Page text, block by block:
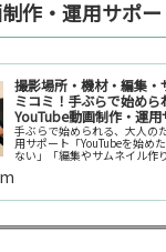
作・運用サポー
撮影場所・機材・編集
ミコミ！手ぶらで始め
YouTube動画制作・運用
手ぶらで始められる、大人の
用サポート「YouTubeを始め
ない」「編集やサムネイル作
続きしない」「機材を揃え